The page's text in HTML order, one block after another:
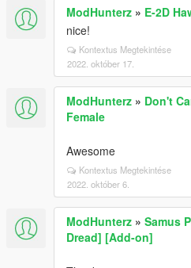
ModHunterz » E-2D
nice!
Kontextus Megtekintése
2022. október 17.
ModHunterz » Don't
Female
Awesome
Kontextus Megtekintése
2022. október 6.
ModHunterz » Samus
Dread] [Add-on]